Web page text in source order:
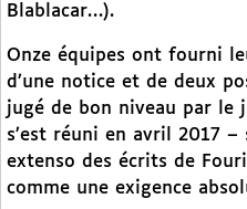
Blablacar…).
Onze équipes ont fourni
d’une notice et de deux
jugé de bon niveau par le
s’est réuni en avril 2017
extenso des écrits de
comme une exigence